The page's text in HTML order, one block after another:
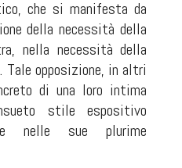
che si manifesta da
della necessità della
nella necessità della
opposizione, in altri
di una loro intima
stile espositivo
nelle sue plurime